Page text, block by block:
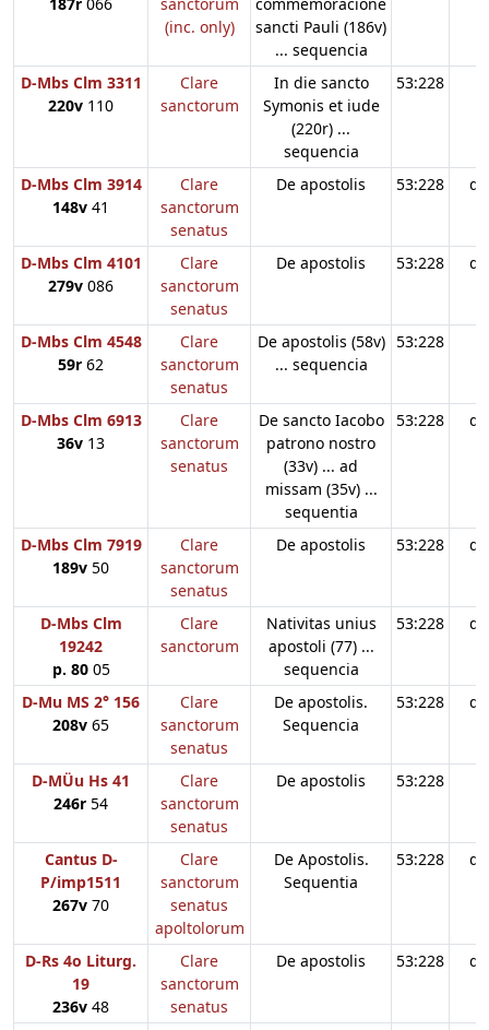
(inc. only)
sancti Pauli (186v)
... sequencia
D-Mbs Clm 3311
220v 110
Clare
sanctorum
In die sancto
Symonis et iude
(220r) ...
sequencia
53:228
D-Mbs Clm 3914
148v 41
Clare
sanctorum
senatus
De apostolis 53:228
D-Mbs Clm 4101
279v 086
Clare
sanctorum
senatus
De apostolis 53:228
D-Mbs Clm 4548
59r 62
Clare
sanctorum
senatus
De apostolis (58v)
... sequencia
53:228
D-Mbs Clm 6913
36v 13
Clare
sanctorum
senatus
De sancto Iacobo
patrono nostro
(33v) ... ad
missam (35v) ...
sequentia
53:228
D-Mbs Clm 7919
189v 50
Clare
sanctorum
senatus
De apostolis 53:228
D-Mbs Clm
19242
p. 8005
Clare
sanctorum
Nativitas unius
apostoli (77) ...
sequencia
53:228
D-Mu MS 2° 156
208v 65
Clare
sanctorum
senatus
De apostolis.
Sequencia
53:228
D-MÜu Hs 41
246r 54
Clare
sanctorum
senatus
De apostolis 53:228
Cantus D-
P/imp1511
267v 70
Clare
sanctorum
senatus
apoltolorum
De Apostolis.
Sequentia
53:228
D-Rs 4o Liturg.
19
236v 48
Clare
sanctorum
senatus
De apostolis 53:228